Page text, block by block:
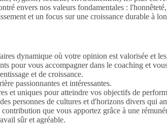
envers nos valeurs fondamentales :
et un focus sur une croissance durable à
dynamique où votre opinion est valorisée et
pour vous accompagner dans le coaching et
et de croissance.
passionnantes et intéressantes.
et uniques pour atteindre vos objectifs de
personnes de cultures et d'horizons divers qui
que vous apportez grâce à une
sûr et agréable.